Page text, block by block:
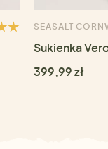
SEASALT
Sukienka
399,99 zł